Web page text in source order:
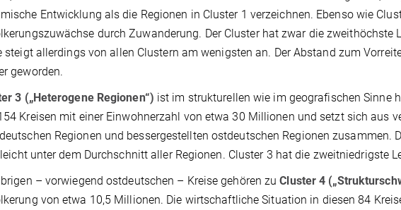
Entwicklung als die Regionen in Cluster 1 verzeichnen. Ebenso wie
durch Zuwanderung. Der Cluster hat zwar die zweithöchste
steigt allerdings von allen Clustern am wenigsten an. Der Abstand zum
geworden.
3 („Heterogene Regionen“) ist im strukturellen wie im geografischen Sinne
Kreisen mit einer Einwohnerzahl von etwa 30 Millionen und setzt sich aus
Regionen und bessergestellten ostdeutschen Regionen zusammen.
leicht unter dem Durchschnitt aller Regionen. Cluster 3 hat die zweitniedrigste
– vorwiegend ostdeutschen – Kreise gehören zuCluster 4
von etwa 10,5 Millionen. Die wirtschaftliche Situation in diesen 84